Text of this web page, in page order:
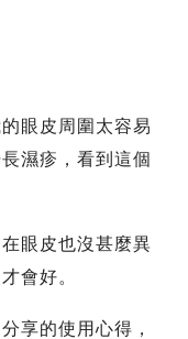
眼皮周圍太容易
濕疹，看到這個
眼皮也沒甚麼異
會好。
享的使用心得，